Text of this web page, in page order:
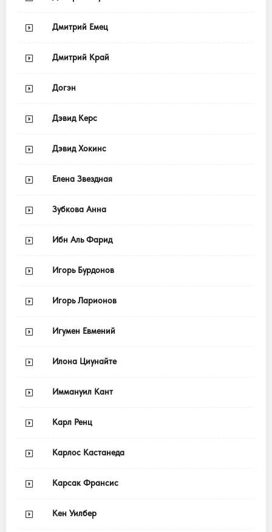
Дмитрий Емец
Дмитрий Край
Догэн
Дэвид Керс
Дэвид Хокинс
Елена Звездная
Зубкова Анна
Ибн Аль Фарид
Игорь Бурдонов
Игорь Ларионов
Игумен Евмений
Илона Циунайте
Иммануил Кант
Карл Ренц
Карлос Кастанеда
Карсак Франсис
Кен Уилбер